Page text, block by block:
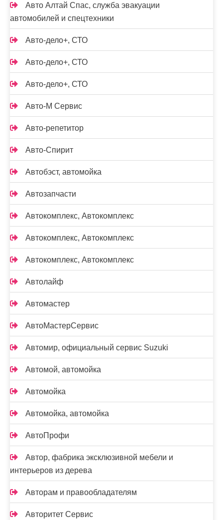
Авто Алтай Спас, служба эвакуации
автомобилей и спецтехники
Авто-дело+, СТО
Авто-дело+, СТО
Авто-дело+, СТО
Авто-М Сервис
Авто-репетитор
Авто-Спирит
Автобэст, автомойка
Автозапчасти
Автокомплекс, Автокомплекс
Автокомплекс, Автокомплекс
Автокомплекс, Автокомплекс
Автолайф
Автомастер
АвтоМастерСервис
Автомир, официальный сервис Suzuki
Автомой, автомойка
Автомойка
Автомойка, автомойка
АвтоПрофи
Автор, фабрика эксклюзивной мебели и
интерьеров из дерева
Авторам и правообладателям
Авторитет Сервис